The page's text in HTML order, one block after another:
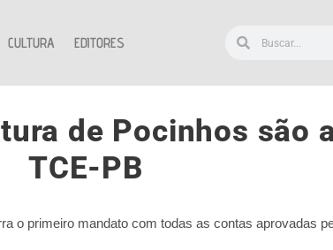
CULTURA EDITORES
de Pocinhos são
TCE-PB
o primeiro mandato com todas as contas aprovadas